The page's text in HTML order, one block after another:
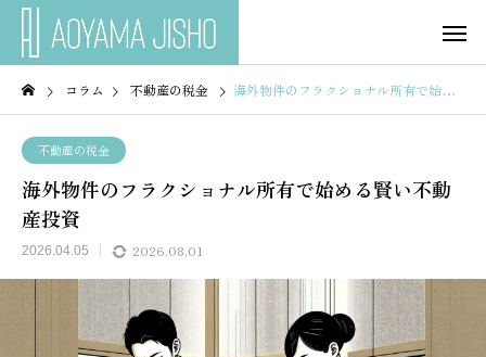
コラム 不動産の税金 海外物件のフラクショナル所有で始める賢い不動産投資
不動産の税金
海外物件のフラクショナル所有で始める賢い不動
産投資
2026.04.05 2026.08.01